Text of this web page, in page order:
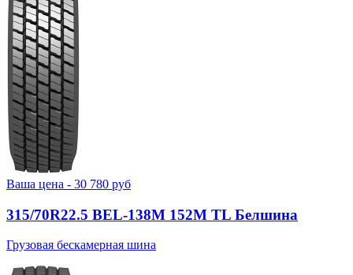
Ваша цена - 30 780 руб
315/70R22.5 BEL-138М 152M TL Белшина
Грузовая бескамерная шина